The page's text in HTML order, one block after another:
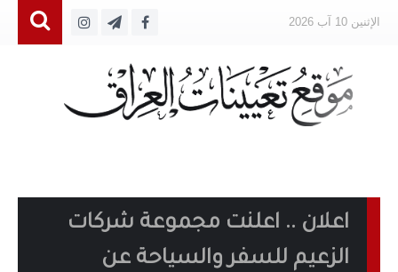
الإثنين 10 آب 2026
اعلان .. اعلنت مجموعة شركات
الزعيم للسفر والسياحة عن